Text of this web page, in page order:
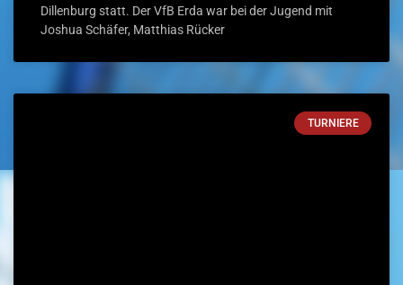
Dillenburg statt. Der VfB Erda war bei der Jugend mit
Joshua Schäfer, Matthias Rücker
TURNIERE